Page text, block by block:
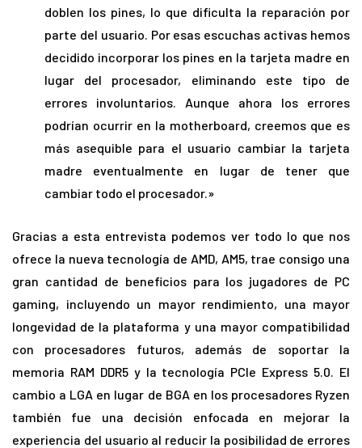
doblen los pines, lo que dificulta la reparación por
parte del usuario. Por esas escuchas activas hemos
decidido incorporar los pines en la tarjeta madre en
lugar del procesador, eliminando este tipo de
errores involuntarios. Aunque ahora los errores
podrían ocurrir en la motherboard, creemos que es
más asequible para el usuario cambiar la tarjeta
madre eventualmente en lugar de tener que
cambiar todo el procesador.»
Gracias a esta entrevista podemos ver todo lo que nos
ofrece la nueva tecnología de AMD, AM5, trae consigo una
gran cantidad de beneficios para los jugadores de PC
gaming, incluyendo un mayor rendimiento, una mayor
longevidad de la plataforma y una mayor compatibilidad
con procesadores futuros, además de soportar la
memoria RAM DDR5 y la tecnología PCIe Express 5.0. El
cambio a LGA en lugar de BGA en los procesadores Ryzen
también fue una decisión enfocada en mejorar la
experiencia del usuario al reducir la posibilidad de errores